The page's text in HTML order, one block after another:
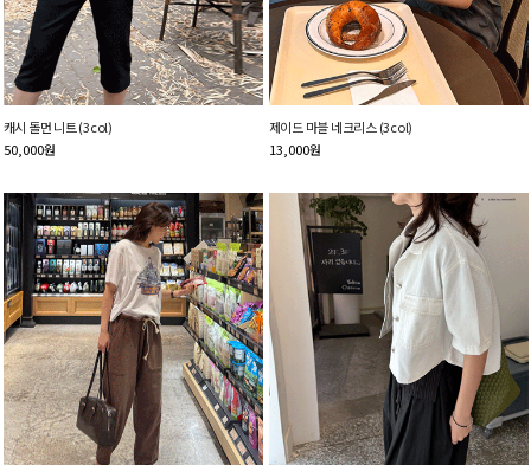
캐시 돌먼 니트 (3col)
50,000원
제이드 마블 네크리스 (3col)
13,000원